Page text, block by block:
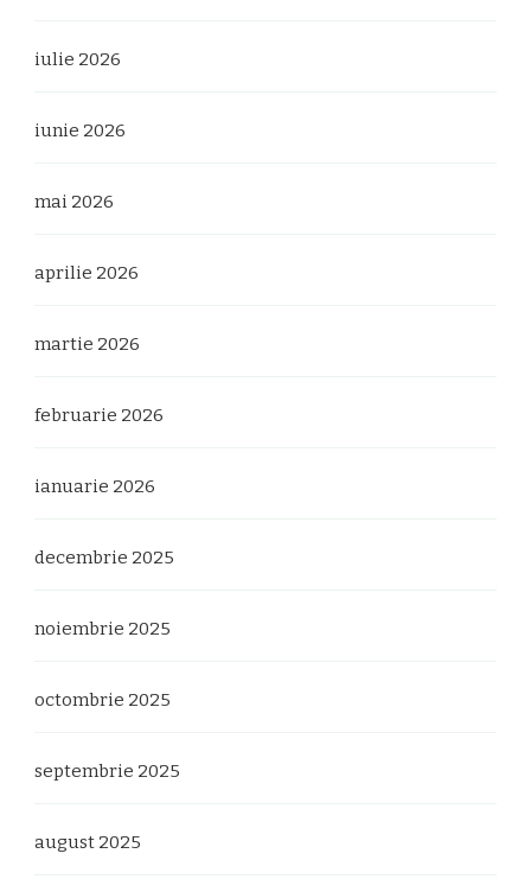
iulie 2026
iunie 2026
mai 2026
aprilie 2026
martie 2026
februarie 2026
ianuarie 2026
decembrie 2025
noiembrie 2025
octombrie 2025
septembrie 2025
august 2025